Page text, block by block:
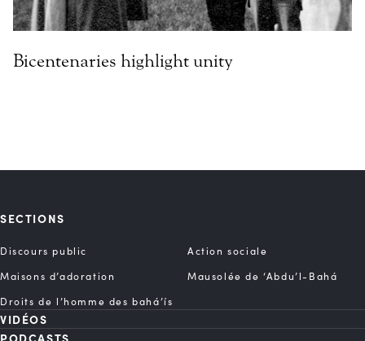
Bicentenaries highlight unity
SECTIONS
Discours public
Action sociale
Maisons d’adoration
Mausolée de ‘Abdu’l-Bahá
Droits de l’homme des bahá’ís
VIDÉOS